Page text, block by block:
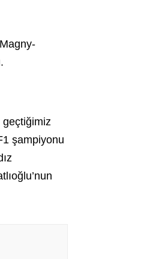
geçtiğimiz
şampiyonu